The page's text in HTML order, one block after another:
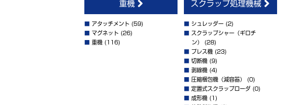
重機
アタッチメント (59)
マグネット (26)
重機 (116)
スクラップ処理機械
シュレッダー(2)
スクラップシャー（ギロチ
ン）
(28)
プレス機(23)
切断機(9)
剥線機(4)
圧縮梱包機（減容器）
(0)
定置式スクラップローダ(0)
成形機(1)